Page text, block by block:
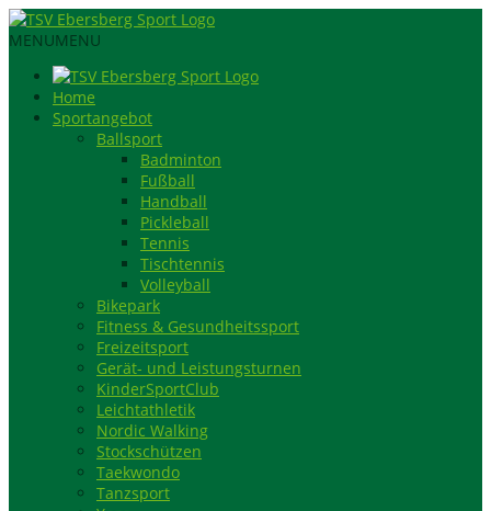
MENUMENU
Home
Sportangebot
Ballsport
Badminton
Fußball
Handball
Pickleball
Tennis
Tischtennis
Volleyball
Bikepark
Fitness & Gesundheitssport
Freizeitsport
Gerät- und Leistungsturnen
KinderSportClub
Leichtathletik
Nordic Walking
Stockschützen
Taekwondo
Tanzsport